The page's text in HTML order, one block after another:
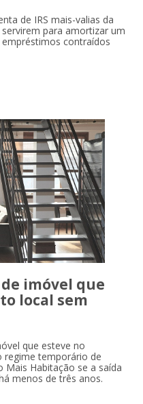
de IRS mais-valias da
para amortizar um
contraídos
imóvel que
local sem
que esteve no
temporário de
Mais Habitação se a saída
menos de três anos.